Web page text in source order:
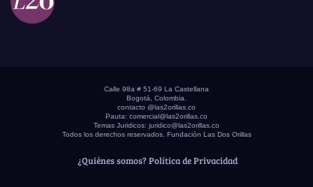
Calle 98a # 51-69 La Castellana
Bogotá, Colombia.
contacto @las2orillas.co
Pauta: comercial@las2orillas.co
Temas Juridicos: juridico@las2orillas.co
Todos los derechos reservados. Fundación Las Dos Orillas
¿Quiénes somos? Política de Privacidad